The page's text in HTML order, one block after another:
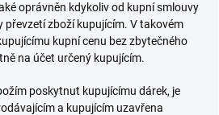
oprávněn kdykoliv od kupní smlouvy
převzetí zboží kupujícím. V takovém
kupní cenu bez zbytečného
na účet určený kupujícím.
poskytnut kupujícímu dárek, je
a kupujícím uzavřena